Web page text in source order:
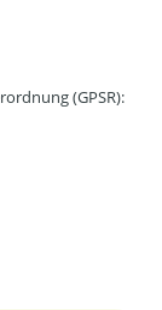
(GPSR):